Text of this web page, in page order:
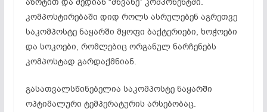
კომპოსტირებაში დიდ როლს ასრულებენ აგრეთვე
საკომპოსტე ნაყარში მყოფი ბაქტერიები, ხოჭოები
და სოკოები, რომლებიც ორგანულ ნარჩენებს
კომპოსტად გარდაქმნიან.
გასათვალსწინებელია საკომპოსტე ნაყარში
ოპტიმალური ტემპერატურის არსებობაც.